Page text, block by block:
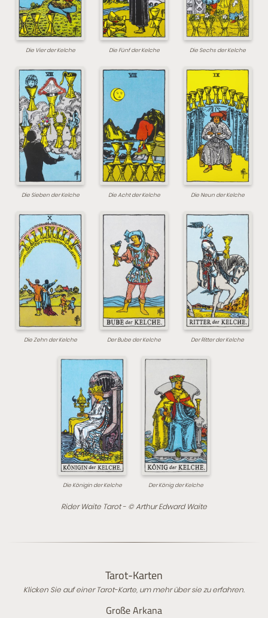
Die Vier der Kelche Die Fünf der Kelche Die Sechs der Kelche
Die Sieben der Kelche Die Acht der Kelche Die Neun der Kelche
Die Zehn der Kelche Der Bube der Kelche Der Ritter der Kelche
Die Königin der Kelche Der König der Kelche
Rider Waite Tarot - © Arthur Edward Waite
Tarot-Karten
Klicken Sie auf einer Tarot-Karte, um mehr über sie zu erfahren.
Große Arkana